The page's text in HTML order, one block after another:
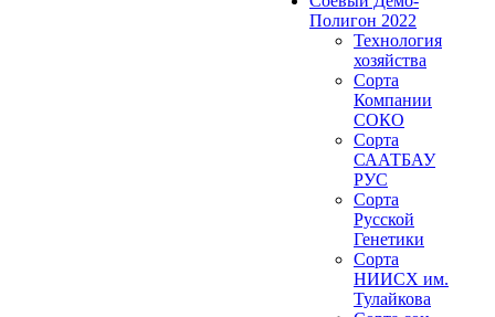
Полигон 2022
Технология
хозяйства
Сорта
Компании
СОКО
Сорта
СААТБАУ
РУС
Сорта
Русской
Генетики
Сорта
НИИСХ им.
Тулайкова